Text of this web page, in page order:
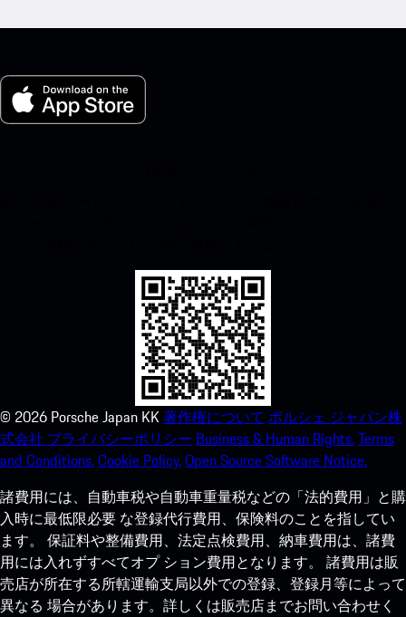
© 2026 Porsche Japan KK著作権について ポルシェ ジャパン株
式会社 プライバシーポリシー Business & Human Rights.Terms
and Conditions.Cookie Policy.Open Source Software Notice.
諸費用には、自動車税や自動車重量税などの「法的費用」と購
入時に最低限必要 な登録代行費用、保険料のことを指してい
ます。 保証料や整備費用、法定点検費用、納車費用は、諸費
用には入れずすべてオプ ション費用となります。 諸費用は販
売店が所在する所轄運輸支局以外での登録、登録月等によって
異なる 場合があります。詳しくは販売店までお問い合わせく